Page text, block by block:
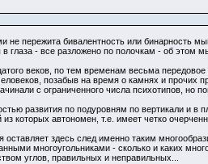
пережита бивалентность или бинарность
глаза - все разложено по полочкам - об этом
веков, по тем временам весьма
позабыв на время о камнях и
с ограниченного числа психотипов,
развития по подуровням по вертикали и в
которых автономен, т.е. имеет четко
здесь след именно таким
многоугольниками - сколько и каких
углов, правильных и неправильных...